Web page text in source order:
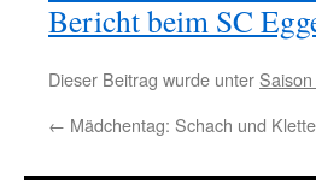
Bericht beim SC
Dieser Beitrag wurde unter
← Mädchentag: Schach und